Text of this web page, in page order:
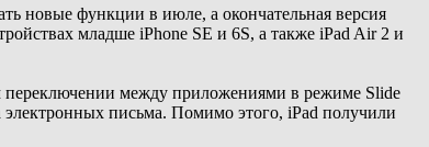
новые функции в июле, а окончательная версия
младше iPhone SE и 6S, а также iPad Air 2 и
переключении между приложениями в режиме Slide
электронных письма. Помимо этого, iPad получили